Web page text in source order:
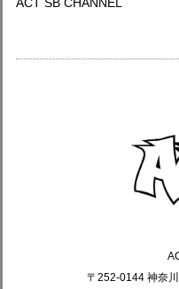
〒252-0144 神奈